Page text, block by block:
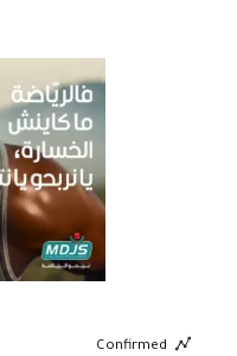
Confirmed